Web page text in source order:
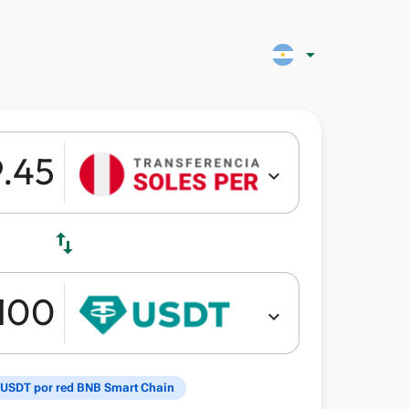
arrow_drop_down
expand_more
swap_vert
expand_more
por red BNB Smart Chain